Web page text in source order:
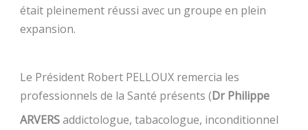
était pleinement réussi avec un groupe en plein
expansion.
Le Président Robert PELLOUX remercia les
professionnels de la Santé présents (Dr Philippe
ARVERSaddictologue, tabacologue, inconditionnel